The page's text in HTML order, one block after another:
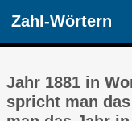
Zahl-Wörtern
Jahr 1881 in
spricht man